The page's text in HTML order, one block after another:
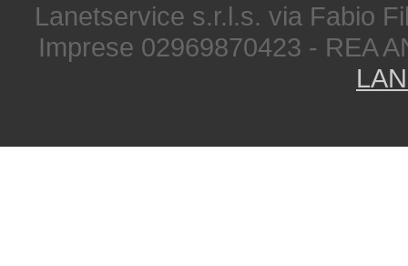
Lanetservice s.r.l.s. via Fabio
Imprese 02969870423 - REA